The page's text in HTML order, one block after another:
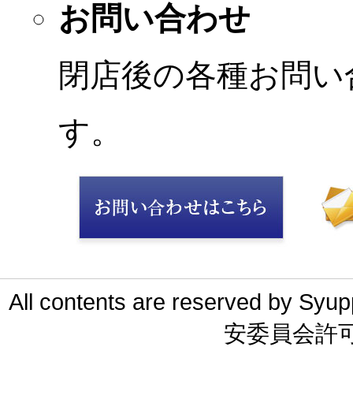
お問い合わせ
閉店後の各種お問
す。
All contents are reserved by
安委員会許